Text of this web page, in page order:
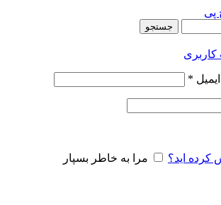
جستجو
کاربری
*
کرده اید؟
مرا به خاطر بسپار